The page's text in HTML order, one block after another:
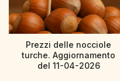
Prezzi delle nocciole
turche. Aggiornamento
del 11-04-2026